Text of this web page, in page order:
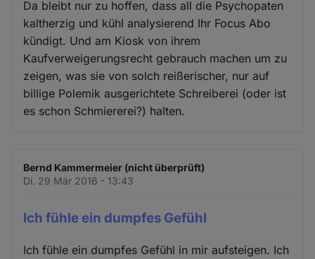
Da bleibt nur zu hoffen, dass all die Psychopaten
kaltherzig und kühl analysierend Ihr Focus Abo
kündigt. Und am Kiosk von ihrem
Kaufverweigerungsrecht gebrauch machen um zu
zeigen, was sie von solch reißerischer, nur auf
billige Polemik ausgerichtete Schreiberei (oder ist
es schon Schmiererei?) halten.
Bernd Kammermeier (nicht überprüft)
Di. 29 Mär 2016 - 13:43
Ich fühle ein dumpfes Gefühl
Ich fühle ein dumpfes Gefühl in mir aufsteigen. Ich